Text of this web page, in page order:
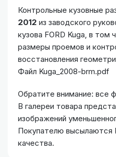
Контрольные кузовные
2012 из заводского
кузова FORD Kuga, в том
размеры проемов и
восстановления
Файл Kuga_2008-brm.pdf
Обратите внимание: все
В галереи товара
изображений
Покупателю высылаются
качества.